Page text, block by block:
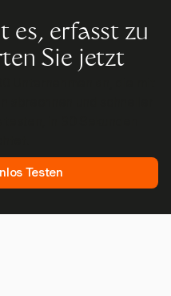
es, erfasst zu
Sie jetzt
Testen